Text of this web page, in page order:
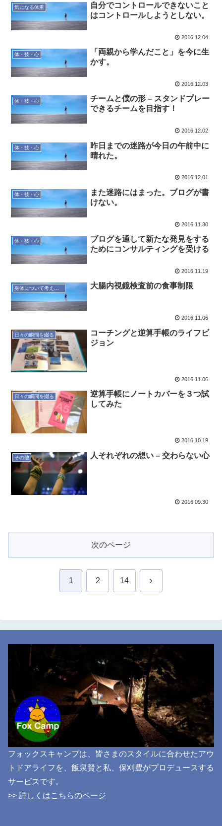
気になる体重
自分でコントロールできないこと
はコントロールしようとしない。
2016.12.04
体・技・心
「両親から学んだこと」を今に生
かす。
2016.12.03
体・技・心
チームと僕の形 – スタンドプレー
できるチームを目指す！
2016.12.02
体・技・心
昨日までの迷路が今日の午前中に
晴れた。
2016.12.01
体・技・心
また迷路にはまった。ブログが書
けない。
2016.11.30
体・技・心
ブログを通して新たな発見をする
ためにコンサルティングを受ける
2016.11.19
大腸内視鏡検査前の食事制限
2016.11.06
日々の瞬間を綴る
コーチングと逆算手帳のライフビ
ジョン
2016.11.06
日々の瞬間を綴る
逆算手帳にノートカバーを３つ試
してみた
2016.10.19
その他 人それぞれの想い – 交わらない心
2016.09.30
次のページ
1 2 14 次
フォックスキャンプは、皆さまのスタイルに合わせたアウ
トドアライフを、飯泉賢と私、保刈豊がプロデュースする
サービスです。
>> 詳しくはこちらのページ